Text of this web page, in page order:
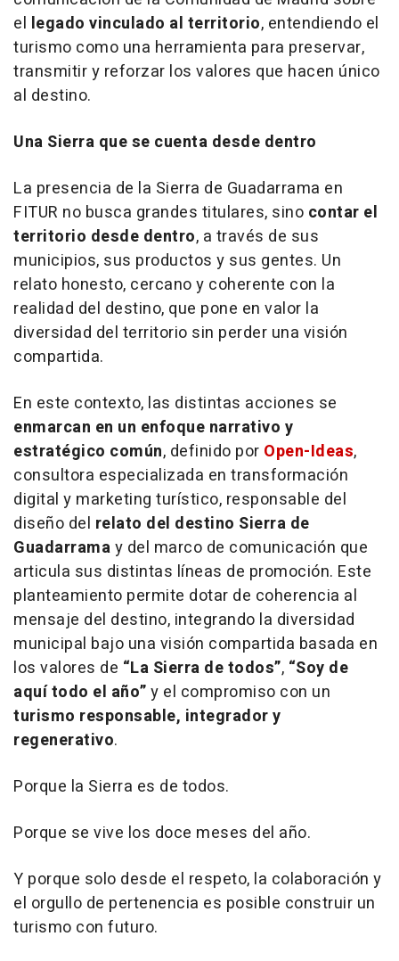
el legado vinculado al territorio, entendiendo el
turismo como una herramienta para preservar,
transmitir y reforzar los valores que hacen único
al destino.
Una Sierra que se cuenta desde dentro
La presencia de la Sierra de Guadarrama en
FITUR no busca grandes titulares, sino contar el
territorio desde dentro, a través de sus
municipios, sus productos y sus gentes. Un
relato honesto, cercano y coherente con la
realidad del destino, que pone en valor la
diversidad del territorio sin perder una visión
compartida.
En este contexto, las distintas acciones se
enmarcan en un enfoque narrativo y
estratégico común, definido por Open-Ideas,
consultora especializada en transformación
digital y marketing turístico, responsable del
diseño del relato del destino Sierra de
Guadarramay del marco de comunicación que
articula sus distintas líneas de promoción. Este
planteamiento permite dotar de coherencia al
mensaje del destino, integrando la diversidad
municipal bajo una visión compartida basada en
los valores de “La Sierra de todos”, “Soy de
aquí todo el año”y el compromiso con un
turismo responsable, integrador y
regenerativo.
Porque la Sierra es de todos.
Porque se vive los doce meses del año.
Y porque solo desde el respeto, la colaboración y
el orgullo de pertenencia es posible construir un
turismo con futuro.